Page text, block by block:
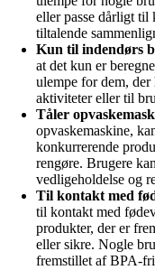
eller passe dårligt
tiltalende
Kun til indendørs
at det kun er
ulempe for dem,
aktiviteter eller til
Tåler
opvaskemaskine,
konkurrerende
rengøre. Brugere
vedligeholdelse og
Til kontakt med
til kontakt med
produkter, der er
eller sikre. Nogle
fremstillet af BPA-